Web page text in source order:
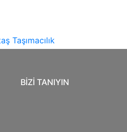
BİZİ TANIYIN